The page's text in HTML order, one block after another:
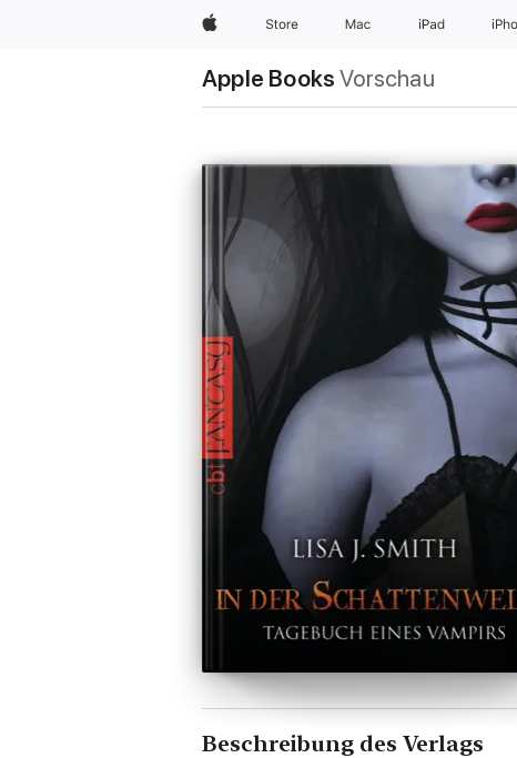
Apple Store Mac iPad
Apple Books Vorschau
Beschreibung des Verlags